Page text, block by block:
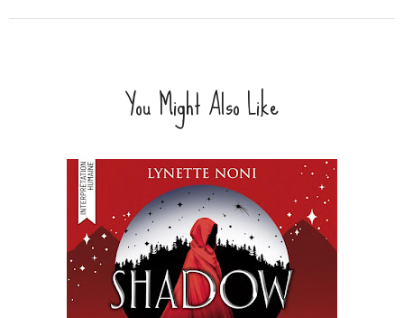
You Might Also Like